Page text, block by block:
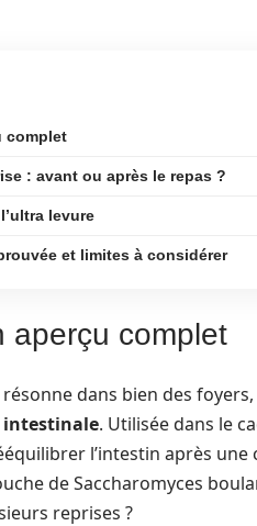
complet
: avant ou après le repas ?
levure
et limites à considérer
aperçu complet
dans bien des
. Utilisée dans le
l’intestin après une
de Saccharomyces
reprises ?